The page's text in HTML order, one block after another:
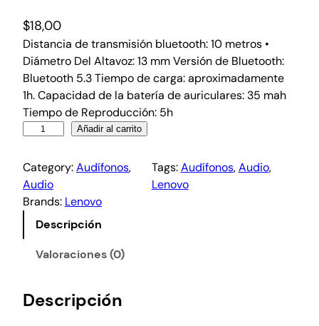
$18,00
Distancia de transmisión bluetooth: 10 metros •
Diámetro Del Altavoz: 13 mm Versión de Bluetooth:
Bluetooth 5.3 Tiempo de carga: aproximadamente
1h. Capacidad de la batería de auriculares: 35 mah
Tiempo de Reproducción: 5h
Añadir al carrito
Category:Audífonos
Audio
Tags:Audífonos, Audio,
Lenovo
Brands: Lenovo
Descripción
Valoraciones (0)
Descripción